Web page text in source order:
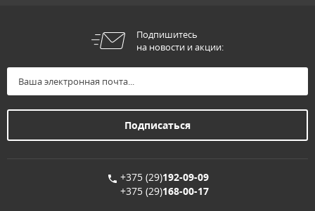
Подпишитесь
на новости и акции:
+375 (29)192-09-09
+375 (29)168-00-17